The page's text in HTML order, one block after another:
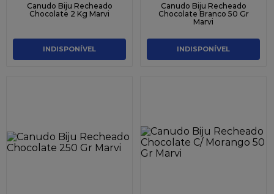
Canudo Biju Recheado
Chocolate 2 Kg Marvi
INDISPONÍVEL
Canudo Biju Recheado
Chocolate Branco 50 Gr
Marvi
INDISPONÍVEL